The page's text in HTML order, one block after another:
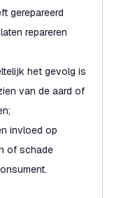
gerepareerd
repareren
het gevolg is
van de aard of
invloed op
of schade